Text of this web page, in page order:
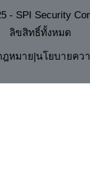
- SPI Security
ลิขสิทธิ์ทั้งหมด
ฎหมาย นโยบายคว